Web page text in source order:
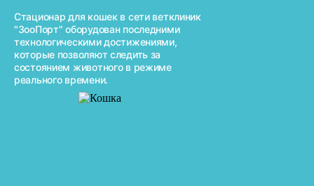
Стационар для кошек в сети ветклиник
"ЗооПорт" оборудован последними
технологическими достижениями,
которые позволяют следить за
состоянием животного в режиме
реального времени.